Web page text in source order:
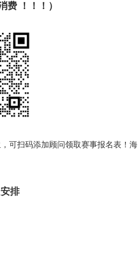
费 ！！！）
可扫码添加顾问领取赛事报名表！海
排